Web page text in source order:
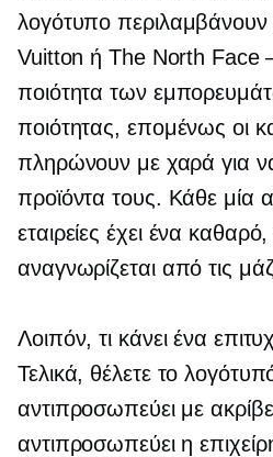
λογότυπο
Vuitton ή The North Face
ποιότητα των
ποιότητας, επομένως οι
πληρώνουν με χαρά για
προϊόντα τους. Κάθε μία
εταιρείες έχει ένα
αναγνωρίζεται από τις
Λοιπόν, τι κάνει ένα
Τελικά, θέλετε το
αντιπροσωπεύει με
αντιπροσωπεύει η